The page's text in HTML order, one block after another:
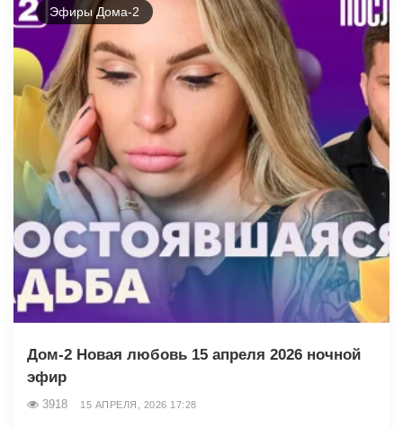
Эфиры Дома-2
Дом-2 Новая любовь 15 апреля 2026 ночной
эфир
3918 15 АПРЕЛЯ, 2026 17:28